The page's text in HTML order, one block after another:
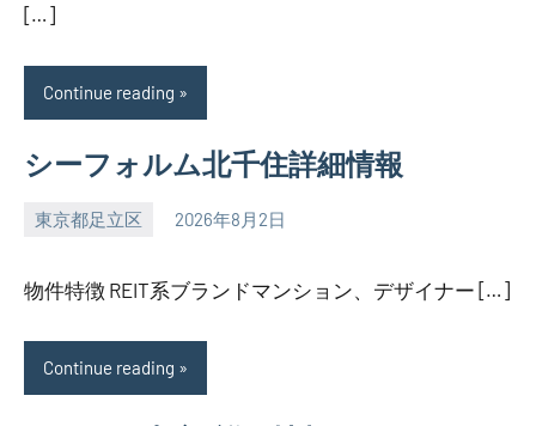
[…]
Continue reading
シーフォルム北千住詳細情報
東京都足立区 2026年8月2日
SEZIMO
物件特徴 REIT系ブランドマンション、デザイナー […]
Continue reading